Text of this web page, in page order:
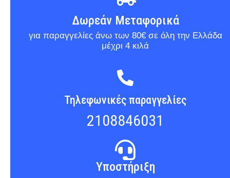
Δωρεάν Μεταφορικά
για παραγγελίες άνω των 80€ σε όλη την Ελλάδα
μέχρι 4 κιλά
Τηλεφωνικές παραγγελίες
2108846031
Υποστήριξη